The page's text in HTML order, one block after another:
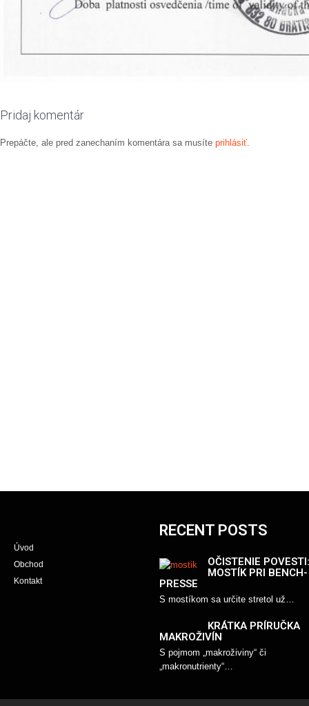
Pridaj komentár
Prepáčte, ale pred zanechaním komentára sa musíte prihlásiť
Úvod
Obchod
Kontakt
RECENT POSTS
OČISTENIE POVESTI:
MOSTÍK PRI BENCH-
PRESSE
S mostíkom sa určite stretol už…
KRÁTKA PRÍRUČKA
MAKROŽIVÍN
S pojmom „makroživiny“ či
„makronutrienty“…